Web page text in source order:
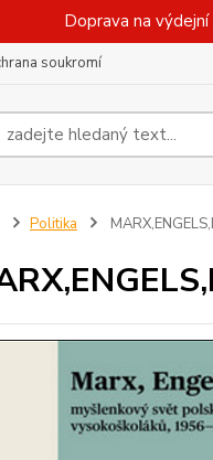
Doprava na
soukromí
Politika